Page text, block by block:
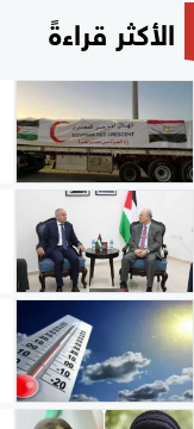
الأكثر قراءةً